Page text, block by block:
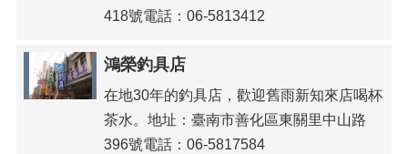
418號電話：06-5813412
鴻榮釣具店
在地30年的釣具店，歡迎舊雨新知來店喝杯
茶水。地址：臺南市善化區東關里中山路
396號電話：06-5817584